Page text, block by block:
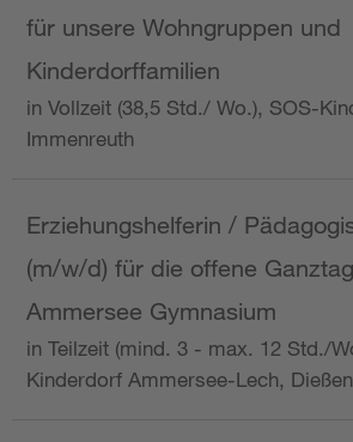
für unsere Wohngruppen und
Kinderdorffamilien
in Vollzeit (38,5 Std./ Wo.), SOS-
Immenreuth
Erziehungshelferin /
(m/w/d) für die offene
Ammersee Gymnasium
in Teilzeit (mind. 3 - max. 12 Std./
Kinderdorf Ammersee-Lech,